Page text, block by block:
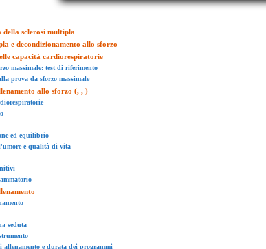
della sclerosi multipla
e decondizionamento allo sforzo
capacità cardiorespiratorie
massimale: test di riferimento
prova da sforzo massimale
allo sforzo (, , )
ed equilibrio
e qualità di vita
seduta
allenamento e durata dei programmi